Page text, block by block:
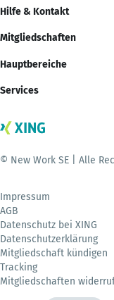
Hilfe & Kontakt
Mitgliedschaften
Hauptbereiche
Services
© New Work SE | Alle
Impressum
AGB
Datenschutz bei XING
Datenschutzerklärung
Mitgliedschaft kündigen
Tracking
Mitgliedschaften